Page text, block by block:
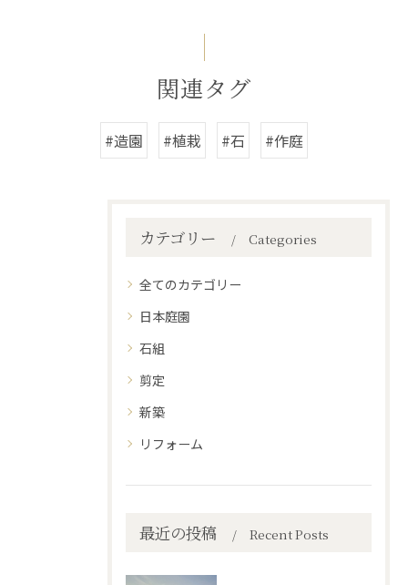
関連タグ
#造園 #植栽 #石 #作庭
カテゴリー Categories
全てのカテゴリー
日本庭園
石組
剪定
新築
リフォーム
最近の投稿 Recent Posts